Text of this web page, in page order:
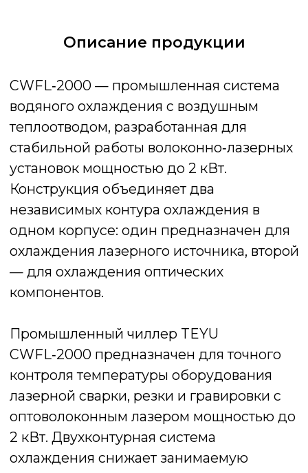
Описание продукции
CWFL‑2000 предназначен для точного
контроля температуры оборудования
оптоволоконным лазером мощностью до
2 кВт. Двухконтурная система
охлаждения снижает занимаемую
площадь и упрощает интеграцию в
производственные линии.
Устройство рассчитано на эксплуатацию
в закрытых помещениях и обеспечивает
удобное обслуживание за счёт быстрого
доступа к боковым панелям. Встроенные
датчики уровня воды и системы
работы и защищают лазерное
оборудование.